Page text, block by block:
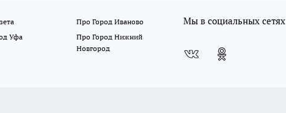
Про Город Иваново
Уфа
Про Город Нижний
Новгород
Мы в социальных сетях